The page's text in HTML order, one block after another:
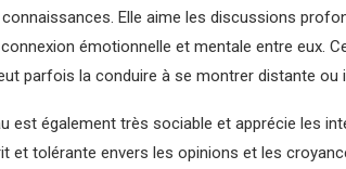
Elle aime les discussions
émotionnelle et mentale entre eux.
parfois la conduire à se montrer distante
est également très sociable et apprécie les
et tolérante envers les opinions et les